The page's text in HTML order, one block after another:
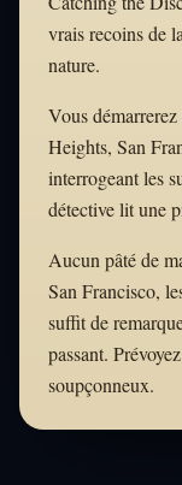
vrais recoins de
nature.
Vous
Heights, San
interrogeant les
détective lit une
Aucun pâté de
San Francisco,
suffit de
passant.
soupçonneux.